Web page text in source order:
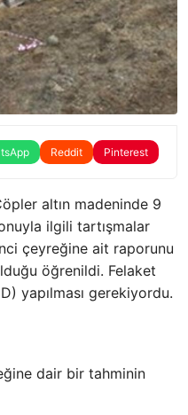
Reddit Pinterest
altın madeninde 9
ilgili tartışmalar
çeyreğine ait raporunu
öğrenildi. Felaket
yapılması gerekiyordu.
dair bir tahminin